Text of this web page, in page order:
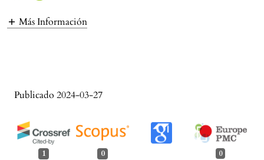
Más Información
Publicado 2024-03-27
1 0 0